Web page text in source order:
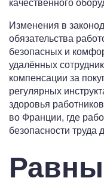
качественного
Изменения в
обязательства
безопасных и
удалённых
компенсации за
регулярных
здоровья
во Франции, где
безопасности труда